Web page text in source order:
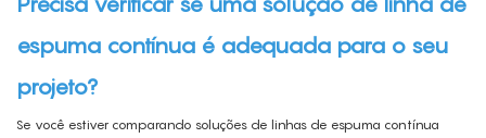
espuma contínua é adequada para o seu
projeto?
Se você estiver comparando soluções de linhas de espuma contínua